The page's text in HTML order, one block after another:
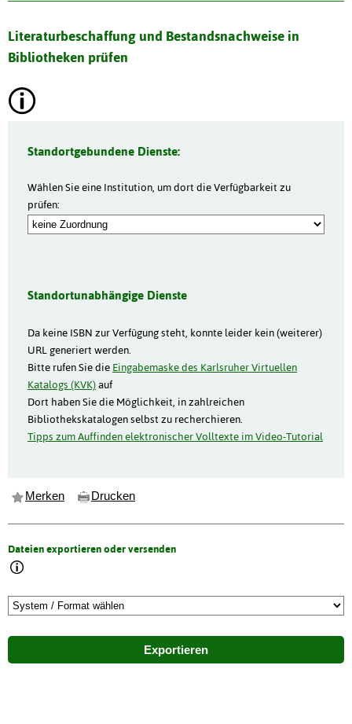
Literaturbeschaffung und Bestandsnachweise in
Bibliotheken prüfen
Standortgebundene Dienste:
Wählen Sie eine Institution, um dort die Verfügbarkeit zu
prüfen:
Standortunabhängige Dienste
Da keine ISBN zur Verfügung steht, konnte leider kein (weiterer)
URL generiert werden.
Bitte rufen Sie die Eingabemaske des Karlsruher Virtuellen
Katalogs (KVK)auf
Dort haben Sie die Möglichkeit, in zahlreichen
Bibliothekskatalogen selbst zu recherchieren.
Tipps zum Auffinden elektronischer Volltexte im Video-Tutorial
Merken Drucken
Dateien exportieren oder versenden
Exportieren